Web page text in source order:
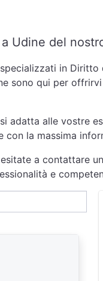
Udine del
in Diritto
sono qui per
adatta alle vostre
la massima
a contattare
e